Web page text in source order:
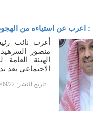
اعرب عن استياءه من الهجوم
أعرب نائب
منصور
الهيئة
الاجتماعي بعد
تاريخ النشر: 09/22